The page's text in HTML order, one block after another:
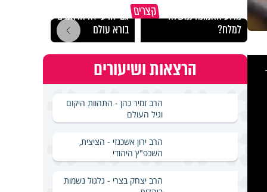
This
קצרים
מדוע האמונה נמשלה
למלח?
גם ׳הרע׳ זה הרחמים של
בורא עולם
הרצאות ושיעורים
הרב זמיר כהן - התהוות היקום
וגיל העולם
הרב ירון אשכנזי - הציצית,
השכפ"ץ היהודי
הרב יצחק בצרי - גלגול נשמות